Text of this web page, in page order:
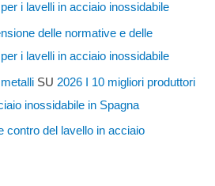
i lavelli in acciaio inossidabile
delle normative e delle
i lavelli in acciaio inossidabile
SU 2026 I 10 migliori produttori
inossidabile in Spagna
contro del lavello in acciaio